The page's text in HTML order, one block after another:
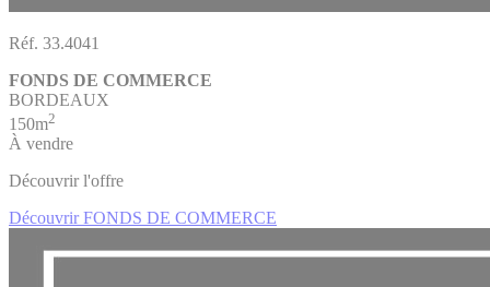
Réf. 33.4041
FONDS DE COMMERCE
BORDEAUX
150m2
À vendre
Découvrir l'offre
Découvrir FONDS DE COMMERCE